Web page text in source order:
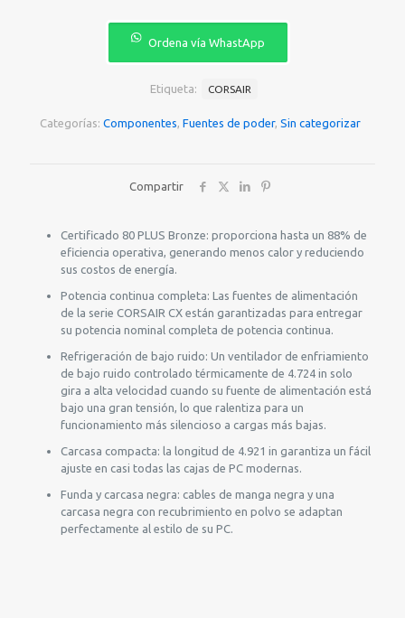
9020279-
Ordena vía WhastApp
Categorías: Componentes, Fuentes de poder, Sin categorizar
Etiqueta: CORSAIR
Compartir
Certificado 80 PLUS Bronze: proporciona hasta un 88% de
eficiencia operativa, generando menos calor y reduciendo
sus costos de energía.
Potencia continua completa: Las fuentes de alimentación
de la serie CORSAIR CX están garantizadas para entregar
su potencia nominal completa de potencia continua.
Refrigeración de bajo ruido: Un ventilador de enfriamiento
de bajo ruido controlado térmicamente de 4.724 in solo
gira a alta velocidad cuando su fuente de alimentación está
bajo una gran tensión, lo que ralentiza para un
funcionamiento más silencioso a cargas más bajas.
Carcasa compacta: la longitud de 4.921 in garantiza un fácil
ajuste en casi todas las cajas de PC modernas.
Funda y carcasa negra: cables de manga negra y una
carcasa negra con recubrimiento en polvo se adaptan
perfectamente al estilo de su PC.